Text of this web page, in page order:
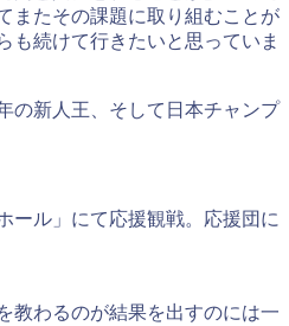
またその課題に取り組むことが
も続けて行きたいと思っていま
の新人王、そして日本チャンプ
ール」にて応援観戦。応援団に
教わるのが結果を出すのには一